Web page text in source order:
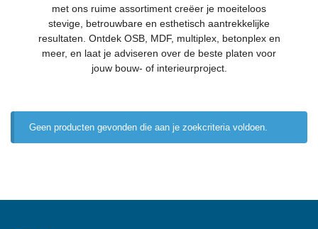
met ons ruime assortiment creëer je moeiteloos
stevige, betrouwbare en esthetisch aantrekkelijke
resultaten. Ontdek OSB, MDF, multiplex, betonplex en
meer, en laat je adviseren over de beste platen voor
jouw bouw- of interieurproject.
Geen producten gevonden die aan je zoekcriteria voldoen.